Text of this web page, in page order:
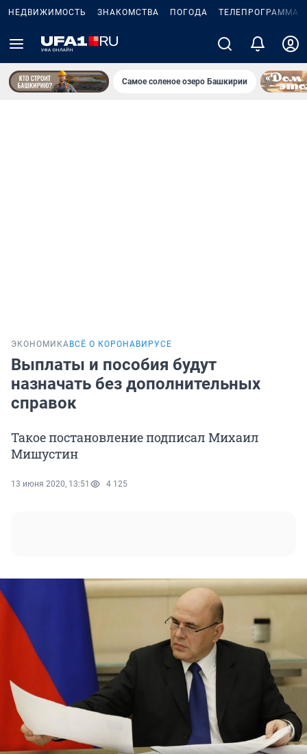
НЕДВИЖИМОСТЬ ЗНАКОМСТВА ПОГОДА ТЕЛЕПРОГРАММА
Самое соленое озеро Башкирии
ЭКОНОМИКА ВСЁ О КОРОНАВИРУСЕ
Выплаты и пособия будут
назначать без дополнительных
справок
Такое постановление подписал Михаил
Мишустин
13 июня 2020, 13:51 4 125